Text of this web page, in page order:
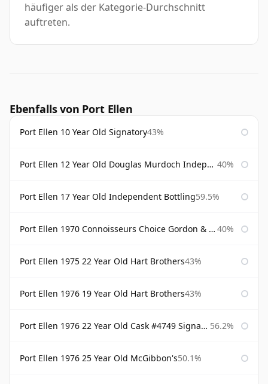
häufiger als der Kategorie-Durchschnitt
auftreten.
Ebenfalls von Port Ellen
Port Ellen 10 Year Old Signatory43%
Port Ellen 12 Year Old Douglas Murdoch Independent Bottling 40%
Port Ellen 17 Year Old Independent Bottling59.5%
Port Ellen 1970 Connoisseurs Choice Gordon & Macphail 40%
Port Ellen 1975 22 Year Old Hart Brothers43%
Port Ellen 1976 19 Year Old Hart Brothers43%
Port Ellen 1976 22 Year Old Cask #4749 Signatory 56.2%
Port Ellen 1976 25 Year Old McGibbon's50.1%